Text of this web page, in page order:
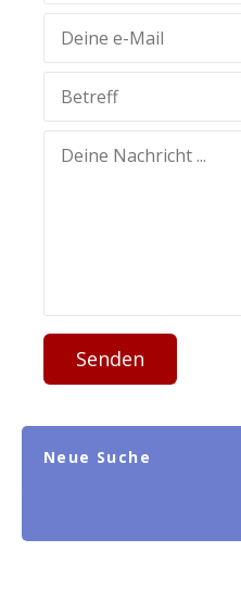
Senden
Neue Suche